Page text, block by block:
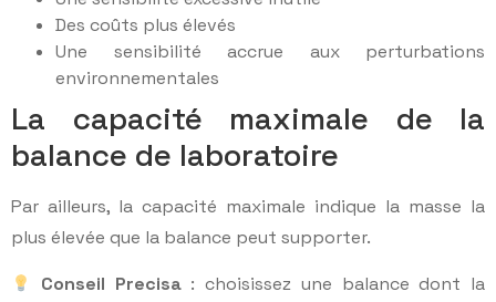
Des coûts plus élevés
Une sensibilité accrue aux perturbations
environnementales
La capacité maximale de la
balance de laboratoire
Par ailleurs, la capacité maximale indique la masse la
plus élevée que la balance peut supporter.
Conseil Precisa : choisissez une balance dont la